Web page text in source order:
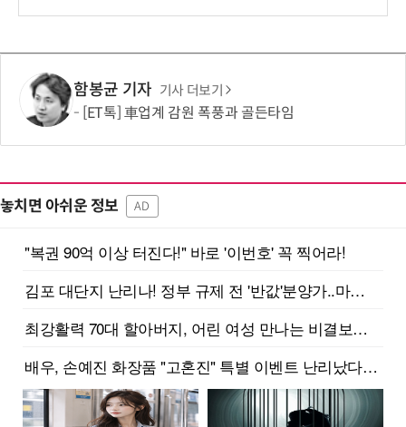
함봉균 기자 기사 더보기
[ET톡] 車업계 감원 폭풍과 골든타임
놓치면 아쉬운 정보 AD